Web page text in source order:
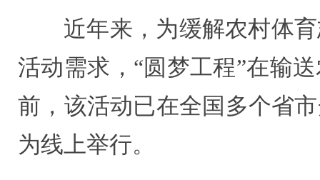
近年来，为缓解农村体
活动需求，“圆梦工程”在输
前，该活动已在全国多个省
为线上举行。